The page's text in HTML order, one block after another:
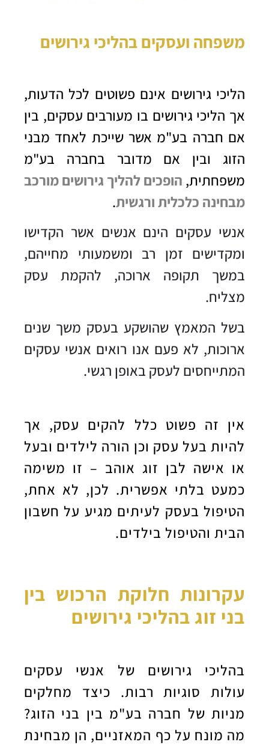
משפחה ועסקים בהליכי גירושים
הליכי גירושים אינם פשוטים לכל הדעות,
אך הליכי גירושים בו מעורבים עסקים, בין
אם חברה בע"מ אשר שייכת לאחד מבני
הזוג ובין אם מדובר בחברה בע"מ
משפחתית, הופכים להליך גירושים מורכב
מבחינה כלכלית ורגשית.
אנשי עסקים הינם אנשים אשר הקדישו
ומקדישים זמן רב ומשמעותי מחייהם,
במשך תקופה ארוכה, להקמת עסק
מצליח.
בשל המאמץ שהושקע בעסק משך שנים
ארוכות, לא פעם אנו רואים אנשי עסקים
המתייחסים לעסק באופן רגשי.
אין זה פשוט כלל להקים עסק, אך
להיות בעל עסק וכן הורה לילדים ובעל
או אישה לבן זוג אוהב – זו משימה
כמעט בלתי אפשרית. לכן, לא אחת,
הטיפול בעסק לעיתים מגיע על חשבון
הבית והטיפול בילדים.
עקרונות חלוקת הרכוש בין
בני זוג בהליכי גירושים
בהליכי גירושים של אנשי עסקים
עולות סוגיות רבות. כיצד מחלקים
מניות של חברה בע"מ בין בני הזוג?
מה מונח על כף המאזניים, הן מבחינת